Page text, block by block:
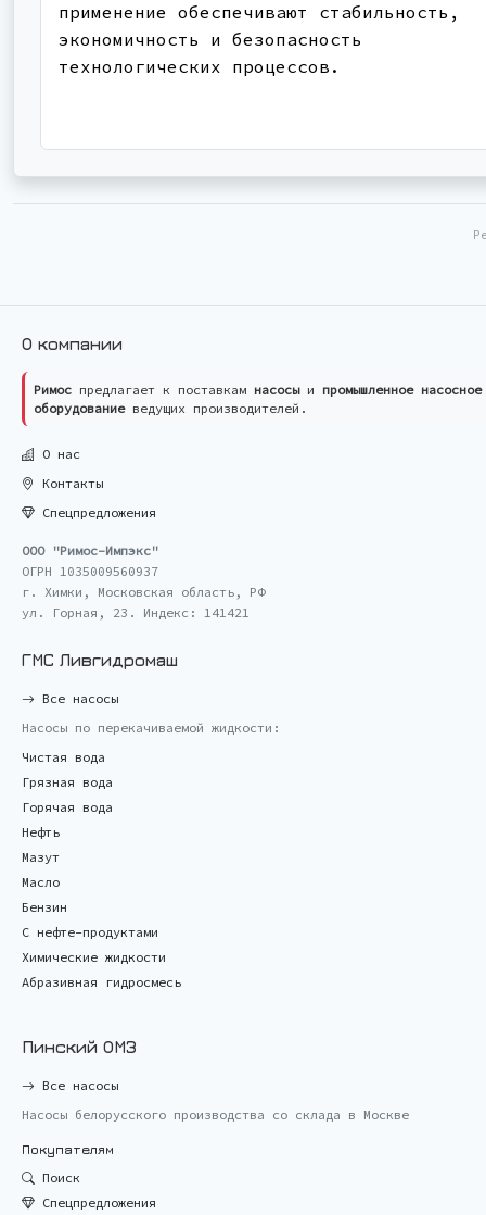
применение обеспечивают стабильность,
экономичность и безопасность
технологических процессов.
О компании
Римос предлагает к поставкам насосыи промышленное насосное
оборудованиеведущих производителей.
О нас
Контакты
Спецпредложения
ООО "Римос-Импэкс"
ОГРН 1035009560937
г. Химки, Московская область, РФ
ул. Горная, 23. Индекс: 141421
ГМС Ливгидромаш
Все насосы
Насосы по перекачиваемой жидкости:
Чистая вода
Грязная вода
Горячая вода
Нефть
Мазут
Масло
Бензин
С нефте-продуктами
Химические жидкости
Абразивная гидросмесь
Пинский ОМЗ
Все насосы
Насосы белорусского производства со склада в Москве
Покупателям
Поиск
Спецпредложения